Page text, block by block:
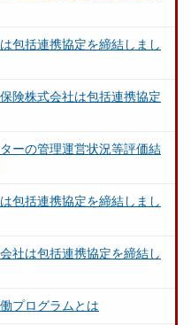
包括連携協定を締結しまし
険株式会社は包括連携協定
ーの管理運営状況等評価結
包括連携協定を締結しまし
社は包括連携協定を締結し
プログラムとは